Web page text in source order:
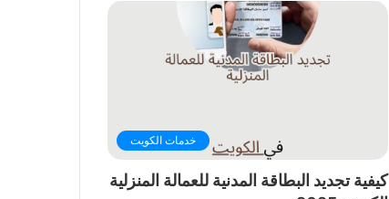
خدمات الكويت
كيفية تجديد البطاقة المدنية للعمالة المنزلية